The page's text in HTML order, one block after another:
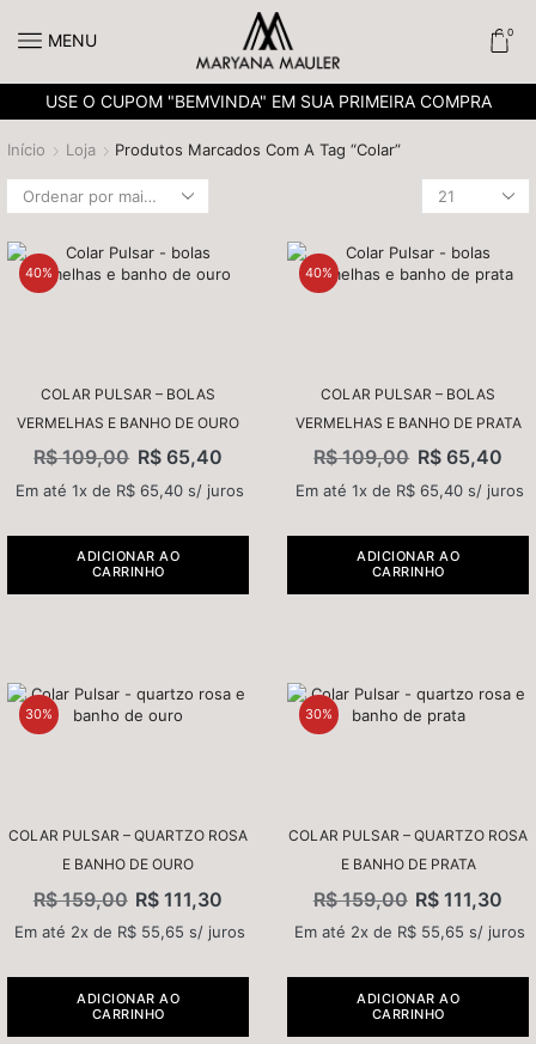
MENU 0
USE O CUPOM "BEMVINDA" EM SUA PRIMEIRA COMPRA
Início Loja Produtos Marcados Com A Tag “Colar”
40%
COLAR PULSAR – BOLAS
VERMELHAS E BANHO DE OURO
R$109,00 R$65,40
Em até 1x de R$ 65,40 s/ juros
ADICIONAR AO
CARRINHO
40%
COLAR PULSAR – BOLAS
VERMELHAS E BANHO DE PRATA
R$109,00 R$65,40
Em até 1x de R$ 65,40 s/ juros
ADICIONAR AO
CARRINHO
30%
COLAR PULSAR – QUARTZO ROSA
E BANHO DE OURO
R$159,00 R$ 111,30
Em até 2x de R$ 55,65 s/ juros
ADICIONAR AO
CARRINHO
30%
COLAR PULSAR – QUARTZO ROSA
E BANHO DE PRATA
R$159,00 R$ 111,30
Em até 2x de R$ 55,65 s/ juros
ADICIONAR AO
CARRINHO